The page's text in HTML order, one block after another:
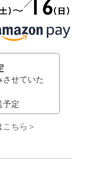
せていた
予定
ちら＞